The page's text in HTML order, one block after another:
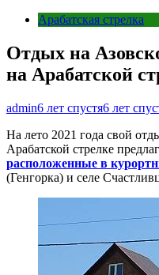
Арабатская стрелка
Отдых на
на Арабатской
admin6 лет спустя6 лет
На лето 2021 года свой
Арабатской стрелке
расположенные в
(Генгорка) и селе